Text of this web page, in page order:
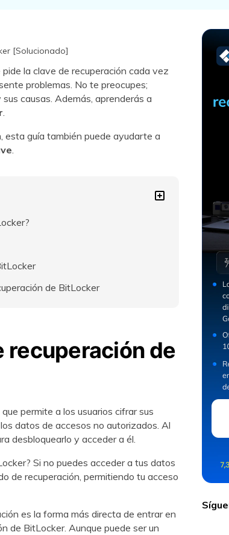
Recuperar
ZIP
Recuperar
Recuperar
[Solucionado]
la clave de recuperación cada vez
problemas. No te preocupes;
causas. Además, aprenderás a
.
esta guía también puede ayudarte a
.
de BitLocker
recuperación de
permite a los usuarios cifrar sus
datos de accesos no autorizados. Al
desbloquearlo y acceder a él.
Si no puedes acceder a tus datos
de recuperación, permitiendo tu acceso
es la forma más directa de entrar en
de BitLocker. Aunque puede ser un